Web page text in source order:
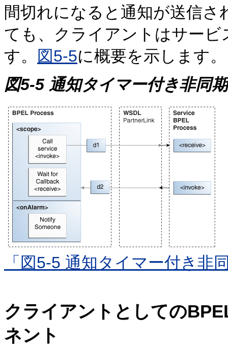
間切れになると通知が送信
ても、クライアントはサー
す。
図5-5に概要を示します。
図5-5 通知タイマー付き非同
「図5-5 通知タイマー付き非
クライアントとしての
ネント